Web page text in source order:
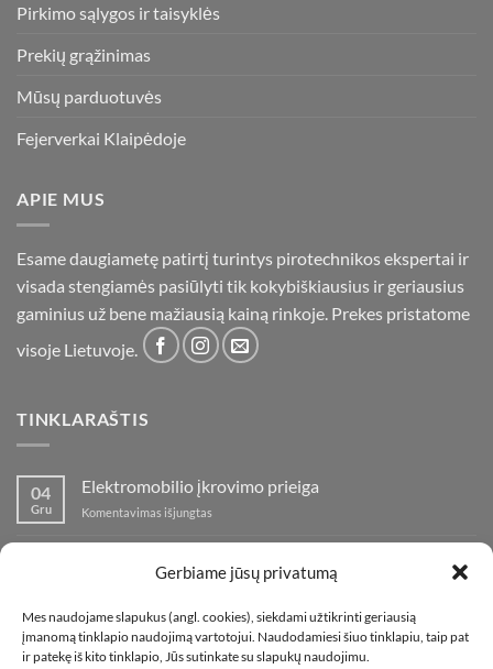
Gerbiame jūsų privatumą
Mes naudojame slapukus (angl. cookies), siekdami užtikrinti geriausią
įmanomą tinklapio naudojimą vartotojui. Naudodamiesi šiuo tinklapiu, taip pat
ir patekę iš kito tinklapio, Jūs sutinkate su slapukų naudojimu.
Pirkimo sąlygos ir taisyklės
Prekių grąžinimas
Mūsų parduotuvės
Fejerverkai Klaipėdoje
APIE MUS
Esame daugiametę patirtį turintys pirotechnikos ekspertai ir
visada stengiamės pasiūlyti tik kokybiškiausius ir geriausius
gaminius už bene mažiausią kainą rinkoje. Prekes pristatome
visoje Lietuvoje.
TINKLARAŠTIS
04
Gru
Elektromobilio įkrovimo prieiga
Komentavimas išjungtas
prieiga
įraše
fejerverkų
parduotuvė
Klaipedoje!
01
Lap
Kaip fotografuoti fejerverkus
Komentavimas išjungtasįraše